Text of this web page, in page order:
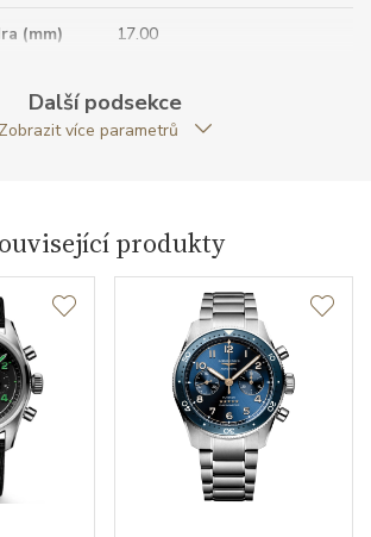
(mm) 17.00
ANO
(mm) 42.00
L791 Longines
automatický nátah
Další podsekce
Zobrazit více parametrů
produkty